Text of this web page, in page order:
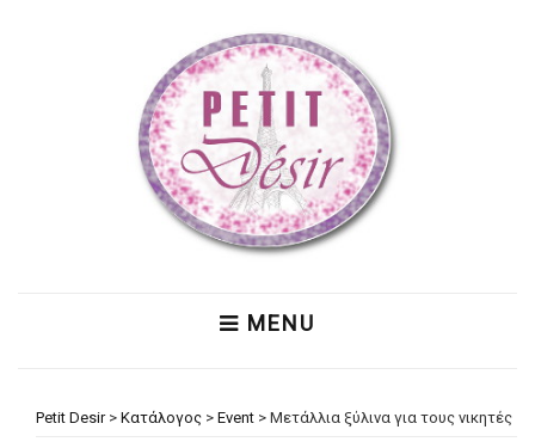
MENU
Petit Desir> Κατάλογος > Event > Μετάλλια ξύλινα για τους νικητές